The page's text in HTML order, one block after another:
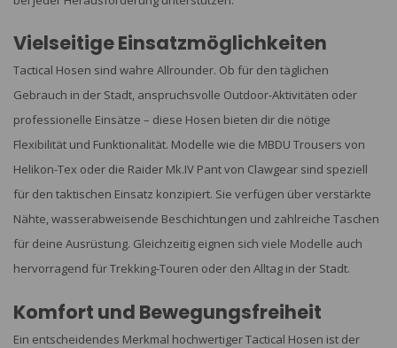
Vielseitige Einsatzmöglichkeiten
Tactical Hosen sind wahre Allrounder. Ob für den täglichen
Gebrauch in der Stadt, anspruchsvolle Outdoor-Aktivitäten oder
professionelle Einsätze – diese Hosen bieten dir die nötige
Flexibilität und Funktionalität. Modelle wie die MBDU Trousers von
Helikon-Tex oder die Raider Mk.IV Pant von Clawgear sind speziell
für den taktischen Einsatz konzipiert. Sie verfügen über verstärkte
Nähte, wasserabweisende Beschichtungen und zahlreiche Taschen
für deine Ausrüstung. Gleichzeitig eignen sich viele Modelle auch
hervorragend für Trekking-Touren oder den Alltag in der Stadt.
Komfort und Bewegungsfreiheit
Ein entscheidendes Merkmal hochwertiger Tactical Hosen ist der